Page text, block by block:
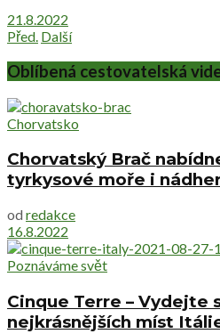
21.8.2022
Před. Další
Oblíbená cestovatelská
Chorvatsko
Chorvatský Brač
tyrkysové moře i
od redakce
16.8.2022
Poznáváme svět
Cinque Terre – Vydejte
nejkrásnějších míst